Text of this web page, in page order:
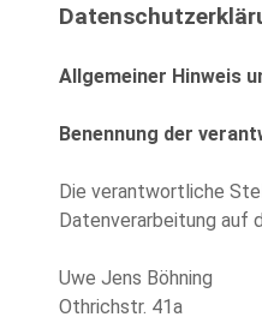
Details
Allgemeiner Hinweis
Benennung der
Die verantwortliche
Datenverarbeitung auf
Uwe Jens Böhning
Othrichstr. 41a